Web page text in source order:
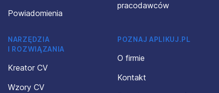
Powiadomienia
pracodawców
NARZĘDZIA
I ROZWIĄZANIA
Kreator CV
Wzory CV
POZNAJ APLIKUJ.PL
O firmie
Kontakt